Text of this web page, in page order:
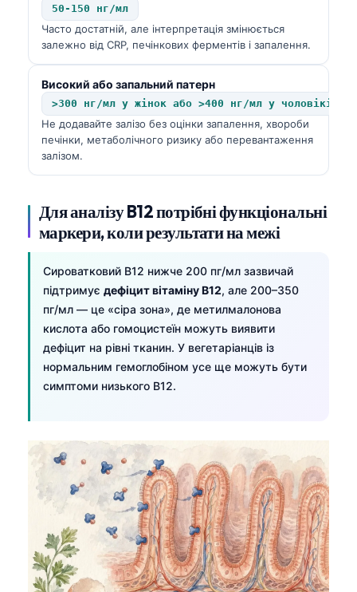
50-150 нг/мл
Часто достатній, але інтерпретація змінюється
залежно від CRP, печінкових ферментів і запалення.
Високий або запальний патерн
>300 нг/мл у жінок або >400 нг/мл у чоловіків
Не додавайте залізо без оцінки запалення, хвороби
печінки, метаболічного ризику або перевантаження
залізом.
Для аналізу B12 потрібні функціональні
маркери, коли результати на межі
Сироватковий B12 нижче 200 пг/мл зазвичай
підтримує дефіцит вітаміну B12, але 200–350
пг/мл — це «сіра зона», де метилмалонова
кислота або гомоцистеїн можуть виявити
дефіцит на рівні тканин. У вегетаріанців із
нормальним гемоглобіном усе ще можуть бути
симптоми низького B12.